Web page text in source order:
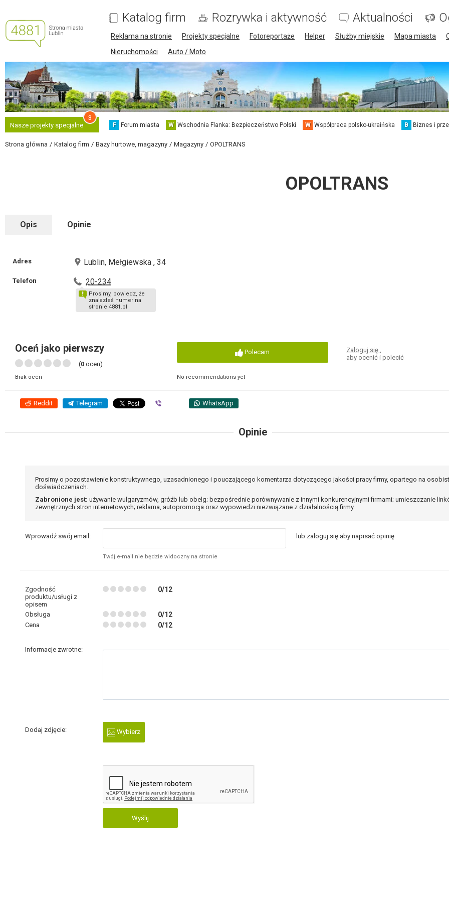
Katalog firm Rozrywka i aktywność Aktualności
Reklama na stronie Projekty specjalne Fotoreportaże Helper Służby miejskie Mapa miasta
Nieruchomości
Auto / Moto
Nasze projekty specjalne
3
F Forum miasta W Wschodnia Flanka: Bezpieczeństwo Polski W Współpraca polsko-ukraińska B Biznes i
Strona główna Katalog firm Bazy hurtowe, magazyny Magazyny OPOLTRANS
OPOLTRANS
Opis Opinie
Adres Lublin, Mełgiewska , 34
Telefon 20-234
Prosimy, powiedz, że
znalazłeś numer na
stronie 4881.pl
Oceń jako pierwszy
(0 ocen)
Brak ocen
Polecam
No recommendations yet
Zaloguj się,
aby ocenić i polecić
Reddit Telegram WhatsApp
Opinie
Prosimy o pozostawienie konstruktywnego, uzasadnionego i pouczającego komentarza dotyczącego jakości pracy firmy, opartego na
doświadczeniach.
Zabronione jest: używanie wulgaryzmów, gróźb lub obelg; bezpośrednie porównywanie z innymi konkurencyjnymi firmami; umieszczanie
zewnętrznych stron internetowych; reklama, autopromocja oraz wypowiedzi niezwiązane z działalnością firmy.
Wprowadź swój email:
Twój e-mail nie będzie widoczny na stronie
lub zaloguj się aby napisać opinię
Zgodność
produktu/usługi z
opisem
0/12
Obsługa 0/12
Cena 0/12
Informacje zwrotne:
Dodaj zdjęcie: Wybierz
Wyślij